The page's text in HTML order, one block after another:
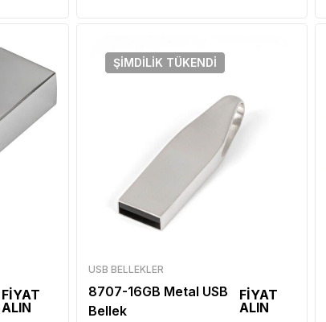
FİYAT
ALIN
ŞIMDILIK TÜKENDI
USB BELLEKLER
8707-16GB Metal USB
Bellek
FİYAT
ALIN